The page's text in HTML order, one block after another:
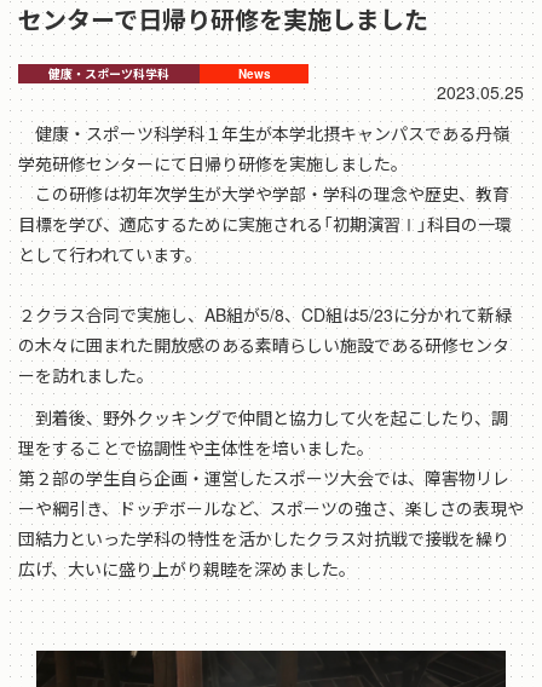
センターで日帰り研修を実施しました
2023.05.25
健康・スポーツ科学科１年生が本学北摂キャンパスである丹嶺
学苑研修センターにて日帰り研修を実施しました。
この研修は初年次学生が大学や学部・学科の理念や歴史、教育
目標を学び、適応するために実施される「初期演習Ⅰ」科目の一環
として行われています。
２クラス合同で実施し、AB組が5/8、CD組は5/23に分かれて新緑
の木々に囲まれた開放感のある素晴らしい施設である研修センタ
ーを訪れました。
到着後、野外クッキングで仲間と協力して火を起こしたり、調
理をすることで協調性や主体性を培いました。
第２部の学生自ら企画・運営したスポーツ大会では、障害物リレ
ーや綱引き、ドッヂボールなど、スポーツの強さ、楽しさの表現や
団結力といった学科の特性を活かしたクラス対抗戦で接戦を繰り
広げ、大いに盛り上がり親睦を深めました。